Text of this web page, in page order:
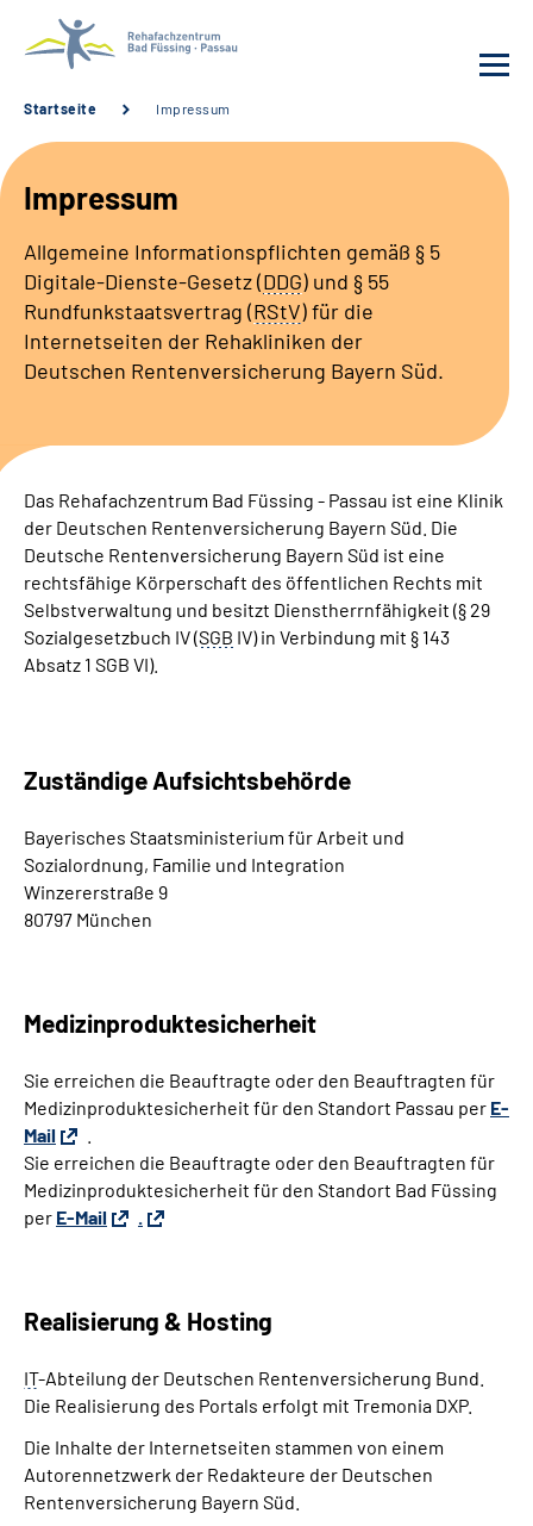
Behandlung
Rehafachzentrum
Karriere
Häufige Fragen
Startseite Impressum
Impressum
Allgemeine Informationspflichten gemäß § 5
Digitale-Dienste-Gesetz (DDG) und § 55
Rundfunkstaatsvertrag (RStV) für die
Internetseiten der Rehakliniken der
Deutschen Rentenversicherung Bayern Süd.
Das Rehafachzentrum Bad Füssing - Passau ist eine Klinik
der Deutschen Rentenversicherung Bayern Süd. Die
Deutsche Rentenversicherung Bayern Süd ist eine
rechtsfähige Körperschaft des öffentlichen Rechts mit
Selbstverwaltung und besitzt Dienstherrnfähigkeit (§ 29
Sozialgesetzbuch IV (SGB IV) in Verbindung mit § 143
Absatz 1 SGB VI).
Zuständige Aufsichtsbehörde
Bayerisches Staatsministerium für Arbeit und
Sozialordnung, Familie und Integration
Winzererstraße 9
80797 München
Medizinproduktesicherheit
Sie erreichen die Beauftragte oder den Beauftragten für
Medizinproduktesicherheit für den Standort Passau per E-
Mail
Sie erreichen die Beauftragte oder den Beauftragten für
Medizinproduktesicherheit für den Standort Bad Füssing
per E-Mail .
Realisierung & Hosting
IT-Abteilung der Deutschen Rentenversicherung Bund.
Die Realisierung des Portals erfolgt mit Tremonia DXP.
Die Inhalte der Internetseiten stammen von einem
Autorennetzwerk der Redakteure der Deutschen
Rentenversicherung Bayern Süd.